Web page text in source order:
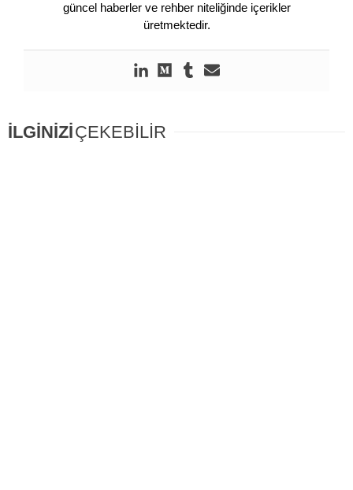
güncel haberler ve rehber niteliğinde içerikler
üretmektedir.
İLGİNİZİÇEKEBİLİR